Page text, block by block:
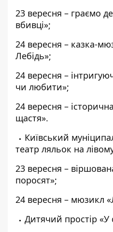
23 вересня – граємо
вбивці»;
24 вересня – казка-
Лебідь»;
24 вересня –
чи любити»;
24 вересня –
щастя».
Київський
театр ляльок на
23 вересня –
поросят»;
24 вересня – мюзикл
Дитячий простір «У